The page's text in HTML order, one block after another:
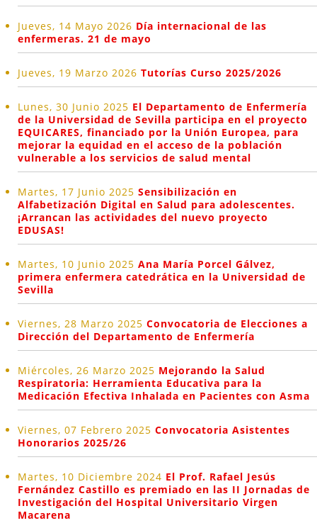
Jueves, 14 Mayo 2026 Día internacional de las
enfermeras. 21 de mayo
Jueves, 19 Marzo 2026 Tutorías Curso 2025/2026
Lunes, 30 Junio 2025 El Departamento de Enfermería
de la Universidad de Sevilla participa en el proyecto
EQUICARES, financiado por la Unión Europea, para
mejorar la equidad en el acceso de la población
vulnerable a los servicios de salud mental
Martes, 17 Junio 2025 Sensibilización en
Alfabetización Digital en Salud para adolescentes.
¡Arrancan las actividades del nuevo proyecto
EDUSAS!
Martes, 10 Junio 2025 Ana María Porcel Gálvez,
primera enfermera catedrática en la Universidad de
Sevilla
Viernes, 28 Marzo 2025 Convocatoria de Elecciones a
Dirección del Departamento de Enfermería
Miércoles, 26 Marzo 2025 Mejorando la Salud
Respiratoria: Herramienta Educativa para la
Medicación Efectiva Inhalada en Pacientes con Asma
Viernes, 07 Febrero 2025 Convocatoria Asistentes
Honorarios 2025/26
Martes, 10 Diciembre 2024 El Prof. Rafael Jesús
Fernández Castillo es premiado en las II Jornadas de
Investigación del Hospital Universitario Virgen
Macarena